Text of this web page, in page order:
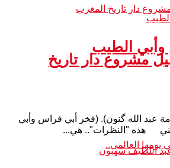
مشروع دار تاريخ
الطيب
عبد الله گنون). (فخر أبي فراس وأبي
هذه "النظرات".. هي...